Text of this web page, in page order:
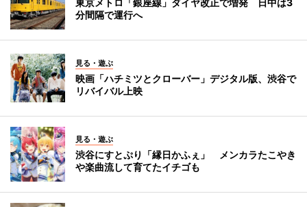
分間隔で運行へ
見る・遊ぶ
映画「ハチミツとクローバー」デジタル版、渋谷で
リバイバル上映
見る・遊ぶ
渋谷にすとぷり「縁日かふぇ」 メンカラたこやき
や楽曲流して育てたイチゴも